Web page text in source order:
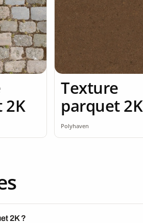
2K
Texture
parquet 2K
Polyhaven
2K ?